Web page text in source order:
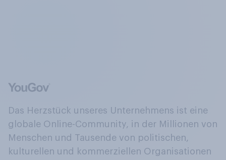
Das Herzstück unseres Unternehmens ist eine
globale Online-Community, in der Millionen von
Menschen und Tausende von politischen,
kulturellen und kommerziellen Organisationen